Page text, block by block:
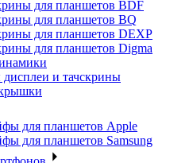
для планшетов BDF
для планшетов BQ
для планшетов DEXP
для планшетов Digma
и тачскрины
для планшетов Apple
для планшетов Samsung